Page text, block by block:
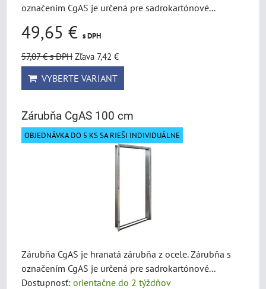
označením CgAS je určená pre sadrokartónové...
49,65 € s DPH
57,07 €s DPH Zľava 7,42 €
VYBERTE VARIANT
Zárubňa CgAS 100 cm
OBJEDNÁVKA DO 5 KS SA RIEŠI INDIVIDUÁLNE
Zárubňa CgAS je hranatá zárubňa z ocele. Zárubňa s
označením CgAS je určená pre sadrokartónové...
Dostupnosť: orientačne do 2 týždňov